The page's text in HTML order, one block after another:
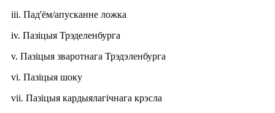
iii. Пад'ём/апусканне ложка
iv. Пазіцыя Трэделенбурга
v. Пазіцыя зваротнага Трэдэленбурга
vi. Пазіцыя шоку
vii. Пазіцыя кардыялагічнага крэсла